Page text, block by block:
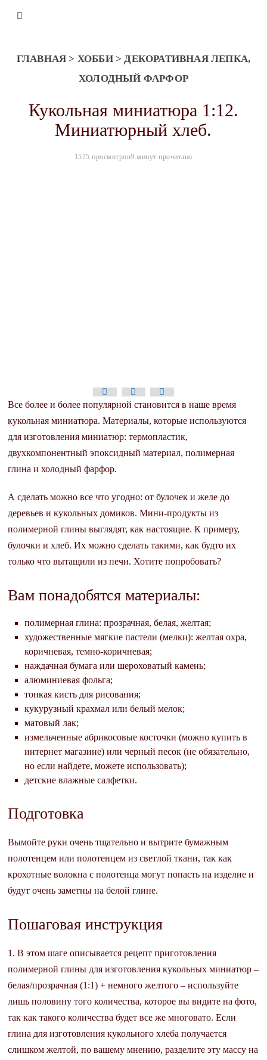
ГЛАВНАЯ > ХОББИ>ДЕКОРАТИВНАЯ ЛЕПКА,
ХОЛОДНЫЙ ФАРФОР
Кукольная миниатюра 1:12.
Миниатюрный хлеб.
1575 просмотров9 минут прочитано
Все более и более популярной становится в наше время
кукольная миниатюра. Материалы, которые используются
для изготовления миниатюр: термопластик,
двухкомпонентный эпоксидный материал, полимерная
глина и холодный фарфор.
А сделать можно все что угодно: от булочек и желе до
деревьев и кукольных домиков. Мини-продукты из
полимерной глины выглядят, как настоящие. К примеру,
булочки и хлеб. Их можно сделать такими, как будто их
только что вытащили из печи. Хотите попробовать?
Вам понадобятся материалы:
полимерная глина: прозрачная, белая, желтая;
художественные мягкие пастели (мелки): желтая охра,
коричневая, темно-коричневая;
наждачная бумага или шероховатый камень;
алюминиевая фольга;
тонкая кисть для рисования;
кукурузный крахмал или белый мелок;
матовый лак;
измельченные абрикосовые косточки (можно купить в
интернет магазине) или черный песок (не обязательно,
но если найдете, можете использовать);
детские влажные салфетки.
Подготовка
Вымойте руки очень тщательно и вытрите бумажным
полотенцем или полотенцем из светлой ткани, так как
крохотные волокна с полотенца могут попасть на изделие и
будут очень заметны на белой глине.
Пошаговая инструкция
1. В этом шаге описывается рецепт приготовления
полимерной глины для изготовления кукольных миниатюр –
белая/прозрачная (1:1) + немного желтого – используйте
лишь половину того количества, которое вы видите на фото,
так как такого количества будет все же многовато. Если
глина для изготовления кукольного хлеба получается
слишком желтой, по вашему мнению, разделите эту массу на